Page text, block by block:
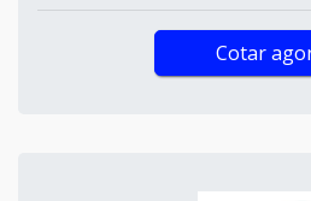
Cotar